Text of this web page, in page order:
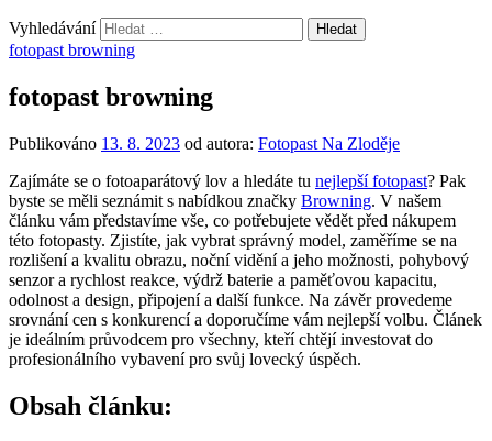
Vyhledávání
fotopast browning
fotopast browning
Publikováno 13. 8. 2023 od autora: Fotopast Na Zloděje
Zajímáte se o fotoaparátový lov a hledáte tu nejlepší fotopast? Pak
byste se měli seznámit s nabídkou značky Browning. V našem
článku vám představíme vše, co potřebujete vědět před nákupem
této fotopasty. Zjistíte, jak vybrat správný model, zaměříme se na
rozlišení a kvalitu obrazu, noční vidění a jeho možnosti, pohybový
senzor a rychlost reakce, výdrž baterie a paměťovou kapacitu,
odolnost a design, připojení a další funkce. Na závěr provedeme
srovnání cen s konkurencí a doporučíme vám nejlepší volbu. Článek
je ideálním průvodcem pro všechny, kteří chtějí investovat do
profesionálního vybavení pro svůj lovecký úspěch.
Obsah článku: